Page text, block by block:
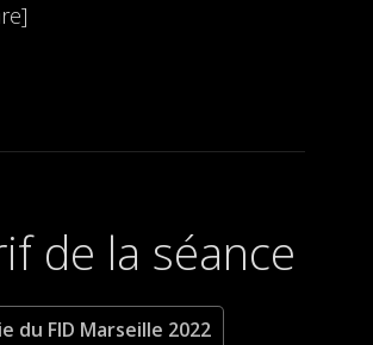
de la séance
du FID Marseille 2022